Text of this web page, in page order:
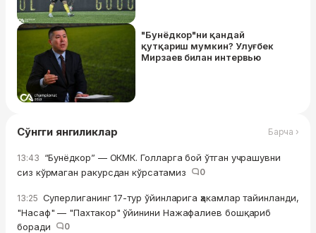
"Бунёдкор"ни қандай
қутқариш мумкин? Улуғбек
Мирзаев билан интервью
Сўнгги янгиликлар Барча ›
13:43 “Бунёдкор” — ОКМК. Голларга бой ўтган учрашувни
сиз кўрмаган ракурсдан кўрсатамиз
0
13:25 Суперлиганинг 17-тур ўйинларига ҳакамлар тайинланди,
"Насаф" — "Пахтакор" ўйинини Нажафалиев бошқариб
боради
0